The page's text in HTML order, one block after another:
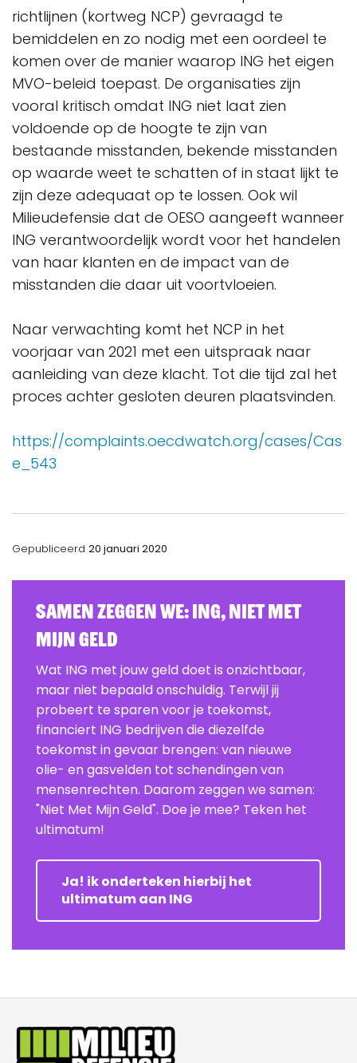
richtlijnen (kortweg NCP) gevraagd te
bemiddelen en zo nodig met een oordeel te
komen over de manier waarop ING het eigen
MVO-beleid toepast. De organisaties zijn
vooral kritisch omdat ING niet laat zien
voldoende op de hoogte te zijn van
bestaande misstanden, bekende misstanden
op waarde weet te schatten of in staat lijkt te
zijn deze adequaat op te lossen. Ook wil
Milieudefensie dat de OESO aangeeft wanneer
ING verantwoordelijk wordt voor het handelen
van haar klanten en de impact van de
misstanden die daar uit voortvloeien.
Naar verwachting komt het NCP in het
voorjaar van 2021 met een uitspraak naar
aanleiding van deze klacht. Tot die tijd zal het
proces achter gesloten deuren plaatsvinden.
https://complaints.oecdwatch.org/cases/Cas
e_543
Gepubliceerd 20 januari 2020
Samen zeggen we: ING, Niet Met
Mijn Geld
Wat ING met jouw geld doet is onzichtbaar,
maar niet bepaald onschuldig. Terwijl jij
probeert te sparen voor je toekomst,
financiert ING bedrijven die diezelfde
toekomst in gevaar brengen: van nieuwe
olie- en gasvelden tot schendingen van
mensenrechten. Daarom zeggen we samen:
"Niet Met Mijn Geld". Doe je mee? Teken het
ultimatum!
Ja! ik onderteken hierbij het
ultimatum aan ING